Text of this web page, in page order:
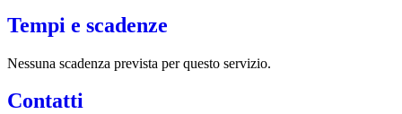
Tempi e scadenze
Nessuna scadenza prevista per questo servizio.
Contatti